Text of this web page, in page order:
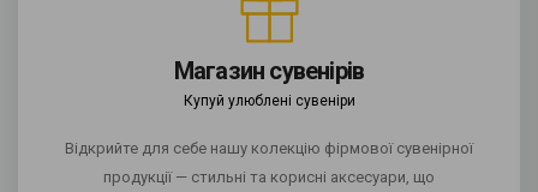
Магазин сувенірів
Купуй улюблені сувеніри
Відкрийте для себе нашу колекцію фірмової сувенірної
продукції — стильні та корисні аксесуари, що